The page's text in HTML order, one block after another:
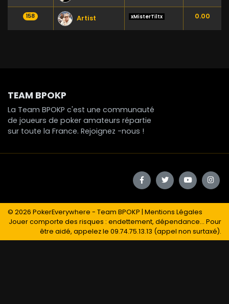
158 Artist xMisterTiltx 0.00
TEAM BPOKP
La Team BPOKP c'est une communauté
de joueurs de poker amateurs répartie
sur toute la France. Rejoignez -nous !
© 2026 PokerEverywhere - Team BPOKP | Mentions Légales
Jouer comporte des risques : endettement, dépendance... Pour
être aidé, appelez le 09.74.75.13.13 (appel non surtaxé).